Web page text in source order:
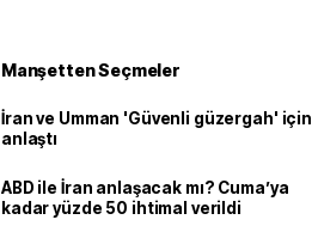
Manşetten Seçmeler
İran ve Umman 'Güvenli güzergah' için
anlaştı
ABD ile İran anlaşacak mı? Cuma’ya
kadar yüzde 50 ihtimal verildi